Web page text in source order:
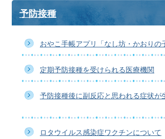
予防接種
おやこ手帳アプリ「なし坊・かおりの
定期予防接種を受けられる医療機関
予防接種後に副反応と思われる症状が
ロタウイルス感染症ワクチンについて